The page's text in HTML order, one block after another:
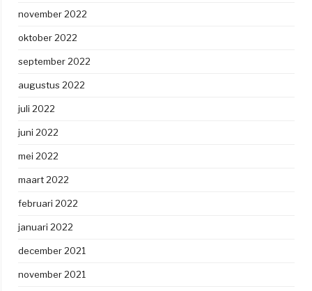
november 2022
oktober 2022
september 2022
augustus 2022
juli 2022
juni 2022
mei 2022
maart 2022
februari 2022
januari 2022
december 2021
november 2021